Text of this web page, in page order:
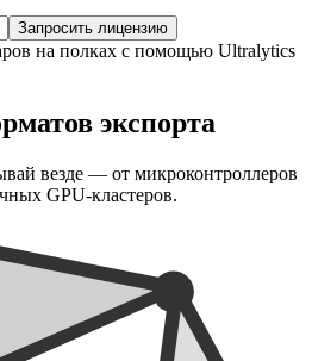
Запросить лицензию
экспорта
везде — от микроконтроллеров
GPU-кластеров.